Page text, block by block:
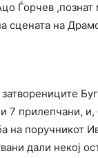
Ѓорчев ,познат
сцената на
7 прилепчани, и,
поручникот
дали некој